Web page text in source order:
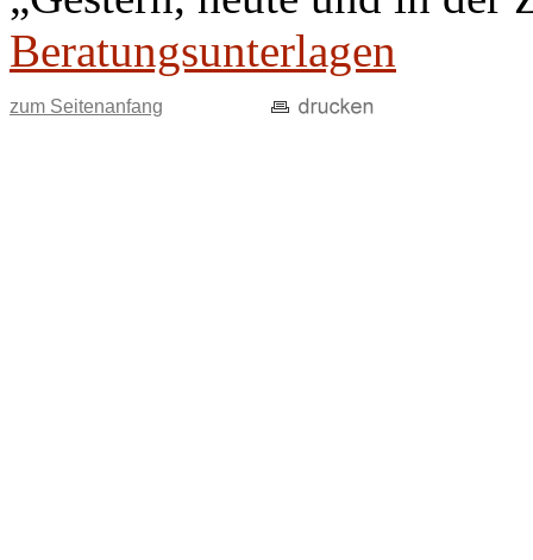
Beratungsunterlagen
zum Seitenanfang